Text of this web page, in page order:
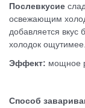
Послевкусие
освежающим
добавляется вкус
холодок ощутимее.
Эффект: мощное
Способ